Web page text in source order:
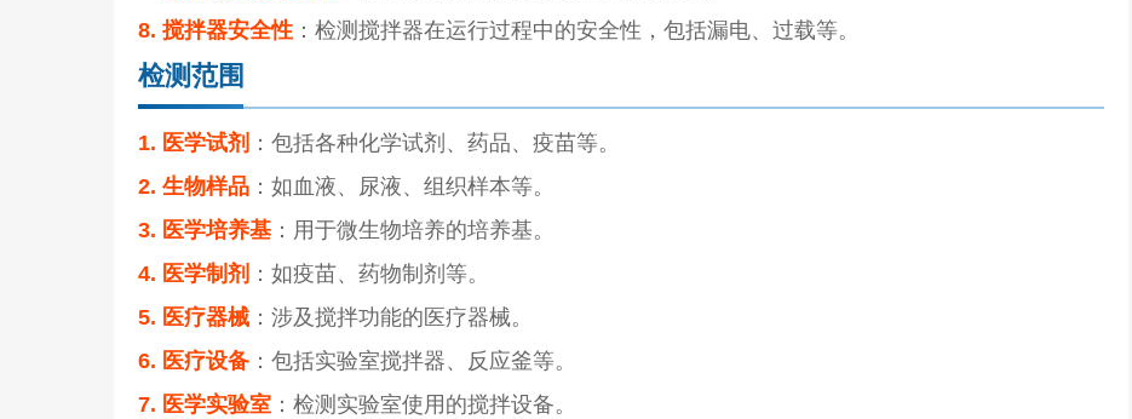
8. 搅拌器安全性 ：检测搅拌器在运行过程中的安全性，包括漏电、过载等。
检测范围
1. 医学试剂 ：包括各种化学试剂、药品、疫苗等。
2. 生物样品 ：如血液、尿液、组织样本等。
3. 医学培养基 ：用于微生物培养的培养基。
4. 医学制剂 ：如疫苗、药物制剂等。
5. 医疗器械 ：涉及搅拌功能的医疗器械。
6. 医疗设备 ：包括实验室搅拌器、反应釜等。
7. 医学实验室 ：检测实验室使用的搅拌设备。